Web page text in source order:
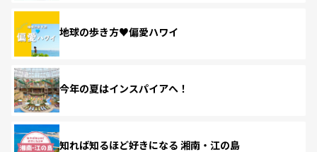
地球の歩き方♥偏愛ハワイ
今年の夏はインスパイアへ！
知れば知るほど好きになる 湘南・江の島